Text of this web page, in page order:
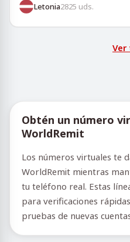
Letonia2825 uds.
Ver
Obtén un número
WorldRemit
Los números virtuales te
WorldRemit mientras
tu teléfono real. Estas
para verificaciones
pruebas de nuevas